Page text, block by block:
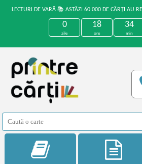
LECTURI DE VARĂ 📚 ASTĂZI 60.000 DE CĂRȚI AU
0
zile
18
ore
34
min